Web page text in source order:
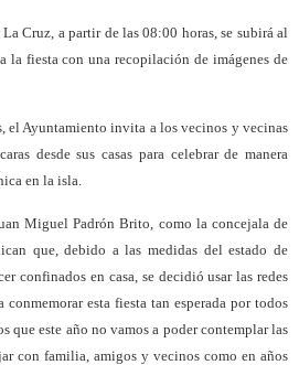
Cruz, a partir de las 08:00 horas, se subirá al
la fiesta con una recopilación de imágenes de
el Ayuntamiento invita a los vecinos y vecinas
desde sus casas para celebrar de manera
en la isla.
Miguel Padrón Brito, como la concejala de
que, debido a las medidas del estado de
confinados en casa, se decidió usar las redes
esta fiesta tan esperada por todos
que este año no vamos a poder contemplar las
con familia, amigos y vecinos como en años